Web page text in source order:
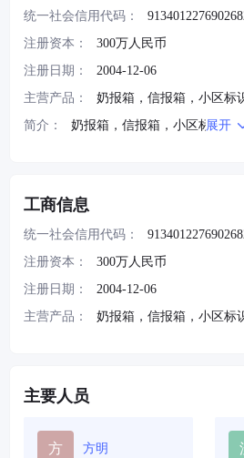
统一社会信用代码：
注册资本：
300万人民币
注册日期：
2004-12-06
主营产品：
奶报箱，信报箱，小区标
简介：
奶报箱，信报箱，小区标识标
展开
工商信息
统一社会信用代码：
注册资本：
300万人民币
注册日期：
2004-12-06
主营产品：
奶报箱，信报箱，小区标
主要人员
方 方明